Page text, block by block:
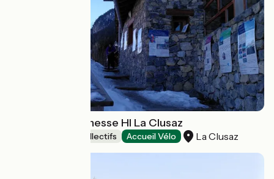
Auberge de jeunesse HI La Clusaz
Hébergements collectifs Accueil Vélo La Clusaz